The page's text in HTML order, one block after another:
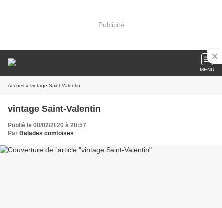
Publicité
MENU
Accueil » vintage Saint-Valentin
vintage Saint-Valentin
Publié le 08/02/2020 à 20:57
Par Balades comtoises